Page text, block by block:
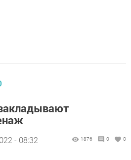
- 08:32 1876 0 0